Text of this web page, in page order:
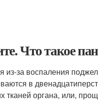
Что такое
из-за воспаления
в
тканей органа, или,